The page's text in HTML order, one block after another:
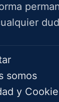
somos
y